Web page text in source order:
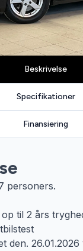
Specifikationer
Beskrivelse
Finansiering
personers.
til 2 års
den. 26.01.2026